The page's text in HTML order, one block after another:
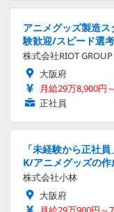
アニメグッズ製造
験歓迎/スピード選考
株式会社RIOT GROUP
大阪府
月給29万8,900円
正社員
「未経験から正社
K/アニメグッズの
株式会社小林
大阪府